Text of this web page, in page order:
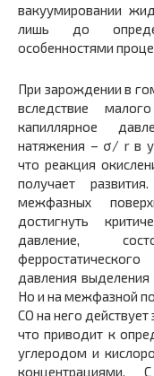
вакуумировании
лишь до
особенностями
При зарождении в
вследствие
капиллярное
натяжения – σ/ r в
что реакция
получает
межфазных
достигнуть
давление,
давления
Но и на межфазной
СО на него
что приводит к
углеродом и
концентрациями.